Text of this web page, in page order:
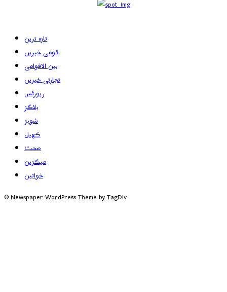
تازہ ترین
قومی خبریں
بین الاقوامی
تجارتی خبریں
رپورٹس
بلاگز
شوبز
کھیل
صحت
میگزین
خواتین
© Newspaper WordPress Theme by TagDiv